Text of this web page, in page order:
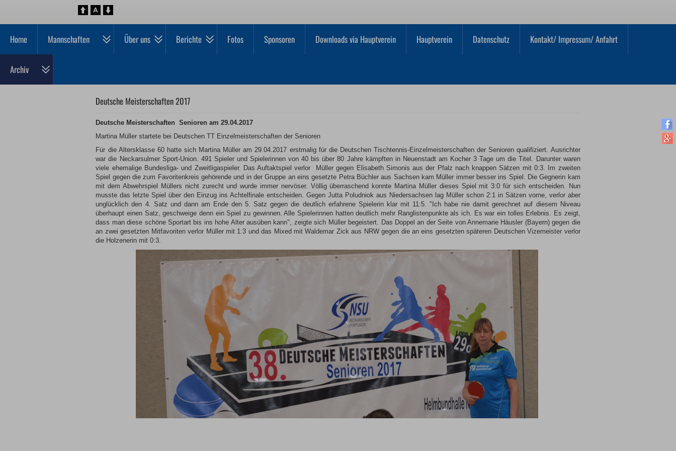
Home Mannschaften Über uns Berichte Fotos Sponsoren Downloads via Hauptverein Hauptverein Datenschutz Kontakt/ Impressum/ Anfahrt
Archiv
Deutsche Meisterschaften 2017
Deutsche Meisterschaften Senioren am 29.04.2017
Martina Müller startete bei Deutschen TT Einzelmeisterschaften der Senioren
Für die Altersklasse 60 hatte sich Martina Müller am 29.04.2017 erstmalig für die Deutschen Tischtennis-Einzelmeisterschaften der Senioren qualifiziert. Ausrichter
war die Neckarsulmer Sport-Union. 491 Spieler und Spielerinnen von 40 bis über 80 Jahre kämpften in Neuenstadt am Kocher 3 Tage um die Titel. Darunter waren
viele ehemalige Bundesliga- und Zweitligaspieler. Das Auftaktspiel verlor Müller gegen Elisabeth Simonis aus der Pfalz nach knappen Sätzen mit 0:3. Im zweiten
Spiel gegen die zum Favoritenkreis gehörende und in der Gruppe an eins gesetzte Petra Büchler aus Sachsen kam Müller immer besser ins Spiel. Die Gegnerin kam
mit dem Abwehrspiel Müllers nicht zurecht und wurde immer nervöser. Völlig überraschend konnte Martina Müller dieses Spiel mit 3:0 für sich entscheiden. Nun
musste das letzte Spiel über den Einzug ins Achtelfinale entscheiden. Gegen Jutta Poludniok aus Niedersachsen lag Müller schon 2:1 in Sätzen vorne, verlor aber
unglücklich den 4. Satz und dann am Ende den 5. Satz gegen die deutlich erfahrene Spielerin klar mit 11:5. "Ich habe nie damit gerechnet auf diesem Niveau
überhaupt einen Satz, geschweige denn ein Spiel zu gewinnen. Alle Spielerinnen hatten deutlich mehr Ranglistenpunkte als ich. Es war ein tolles Erlebnis. Es zeigt,
dass man diese schöne Sportart bis ins hohe Alter ausüben kann", zeigte sich Müller begeistert. Das Doppel an der Seite von Annemarie Häusler (Bayern) gegen die
an zwei gesetzten Mitfavoriten verlor Müller mit 1:3 und das Mixed mit Waldemar Zick aus NRW gegen die an eins gesetzten späteren Deutschen Vizemeister verlor
die Holzenerin mit 0:3.